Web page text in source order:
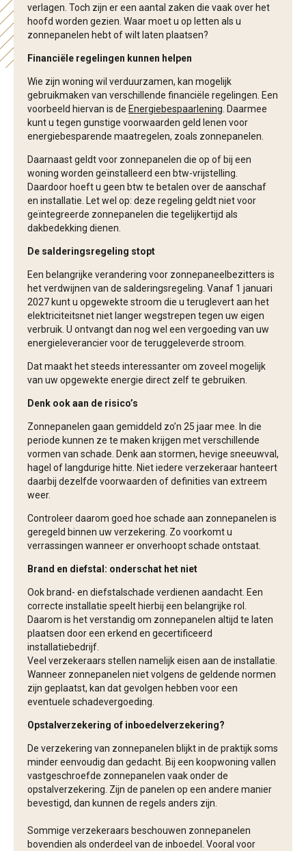
verlagen. Toch zijn er een aantal zaken die vaak over het
hoofd worden gezien. Waar moet u op letten als u
zonnepanelen hebt of wilt laten plaatsen?
Financiële regelingen kunnen helpen
Wie zijn woning wil verduurzamen, kan mogelijk
gebruikmaken van verschillende financiële regelingen. Een
voorbeeld hiervan is de Energiebespaarlening . Daarmee
kunt u tegen gunstige voorwaarden geld lenen voor
energiebesparende maatregelen, zoals zonnepanelen.
Daarnaast geldt voor zonnepanelen die op of bij een
woning worden geïnstalleerd een btw-vrijstelling.
Daardoor hoeft u geen btw te betalen over de aanschaf
en installatie. Let wel op: deze regeling geldt niet voor
geïntegreerde zonnepanelen die tegelijkertijd als
dakbedekking dienen.
De salderingsregeling stopt
Een belangrijke verandering voor zonnepaneelbezitters is
het verdwijnen van de salderingsregeling. Vanaf 1 januari
2027 kunt u opgewekte stroom die u teruglevert aan het
elektriciteitsnet niet langer wegstrepen tegen uw eigen
verbruik. U ontvangt dan nog wel een vergoeding van uw
energieleverancier voor de teruggeleverde stroom.
Dat maakt het steeds interessanter om zoveel mogelijk
van uw opgewekte energie direct zelf te gebruiken.
Denk ook aan de risico’s
Zonnepanelen gaan gemiddeld zo’n 25 jaar mee. In die
periode kunnen ze te maken krijgen met verschillende
vormen van schade. Denk aan stormen, hevige sneeuwval,
hagel of langdurige hitte. Niet iedere verzekeraar hanteert
daarbij dezelfde voorwaarden of definities van extreem
weer.
Controleer daarom goed hoe schade aan zonnepanelen is
geregeld binnen uw verzekering. Zo voorkomt u
verrassingen wanneer er onverhoopt schade ontstaat.
Brand en diefstal: onderschat het niet
Ook brand- en diefstalschade verdienen aandacht. Een
correcte installatie speelt hierbij een belangrijke rol.
Daarom is het verstandig om zonnepanelen altijd te laten
plaatsen door een erkend en gecertificeerd
installatiebedrijf.
Veel verzekeraars stellen namelijk eisen aan de installatie.
Wanneer zonnepanelen niet volgens de geldende normen
zijn geplaatst, kan dat gevolgen hebben voor een
eventuele schadevergoeding.
Opstalverzekering of inboedelverzekering?
De verzekering van zonnepanelen blijkt in de praktijk soms
minder eenvoudig dan gedacht. Bij een koopwoning vallen
vastgeschroefde zonnepanelen vaak onder de
opstalverzekering. Zijn de panelen op een andere manier
bevestigd, dan kunnen de regels anders zijn.
Sommige verzekeraars beschouwen zonnepanelen
bovendien als onderdeel van de inboedel. Vooral voor